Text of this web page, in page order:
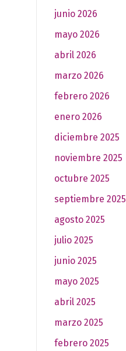
junio 2026
mayo 2026
abril 2026
marzo 2026
febrero 2026
enero 2026
diciembre 2025
noviembre 2025
octubre 2025
septiembre 2025
agosto 2025
julio 2025
junio 2025
mayo 2025
abril 2025
marzo 2025
febrero 2025